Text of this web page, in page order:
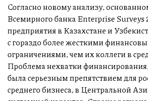
Согласно новому анализу,
Всемирного банка Enterprise Surveys
предприятия в Казахстане и
с гораздо более жесткими
ограничениями, чем их коллеги в
Проблема нехватки
была серьезным препятствием для
среднего бизнеса, в Центральной